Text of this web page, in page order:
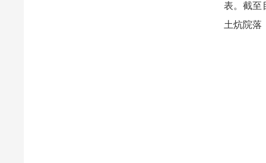
表。截至
土炕院落